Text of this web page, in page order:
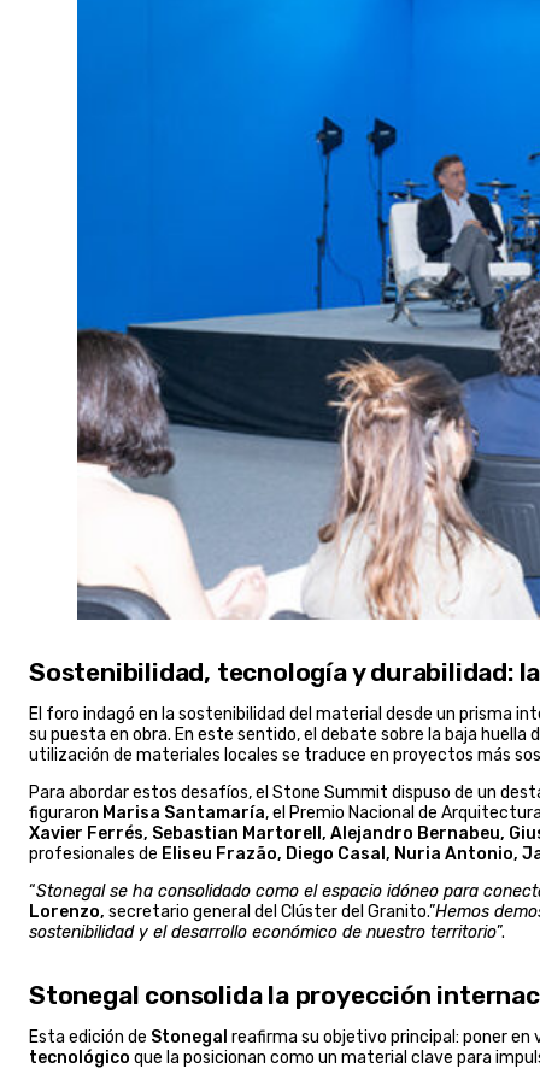
Sostenibilidad, tecnología y durabilidad:
El foro indagó en la sostenibilidad del material desde un prisma
su puesta en obra. En este sentido, el debate sobre la baja
utilización de materiales locales se traduce en proyectos más
Para abordar estos desafíos, el Stone Summit dispuso de un
figuraron Marisa Santamaría, el Premio Nacional de
Xavier Ferrés, Sebastian Martorell, Alejandro Bernabeu,
profesionales de Eliseu Frazão, Diego Casal, Nuria Antonio,
“Stonegal se ha consolidado como el espacio idóneo para
Lorenzo, secretario general del Clúster del Granito.”Hemos
sostenibilidad y el desarrollo económico de nuestro territorio”.
Stonegal consolida la proyección
Esta edición de Stonegal reafirma su objetivo principal: poner
tecnológico que la posicionan como un material clave para